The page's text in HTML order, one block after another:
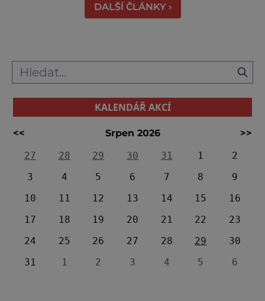
DALŠÍ ČLÁNKY ›
KALENDÁŘ AKCÍ
<< Srpen 2026
>>
27
28 29 30 31 1
2
3
4 5 6 7 8
9
10
11 12 13 14 15
16
17
18 19 20 21 22
23
24
25 26 27 28 29
30
31
1 2 3 4 5 6